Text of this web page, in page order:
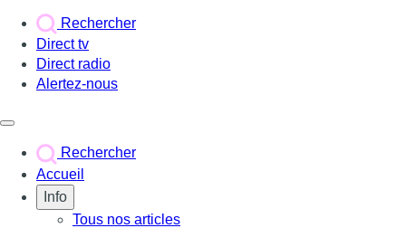
Rechercher
Direct tv
Direct radio
Alertez-nous
Rechercher
Accueil
Info
Tous nos articles